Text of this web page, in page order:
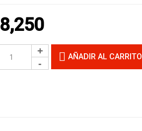
8,250
AÑADIR AL CARRITO